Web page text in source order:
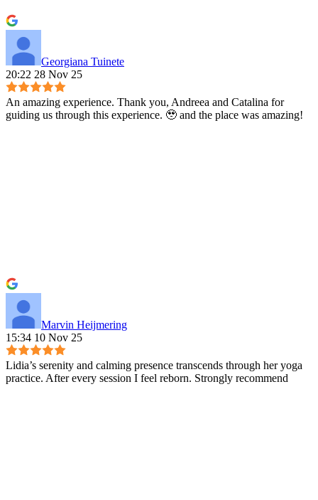
Georgiana Tuinete
20:22 28 Nov 25
An amazing experience. Thank you, Andreea and Catalina for
guiding us through this experience. 🥹 and the place was amazing!
Marvin Heijmering
15:34 10 Nov 25
Lidia’s serenity and calming presence transcends through her yoga
practice. After every session I feel reborn. Strongly recommend